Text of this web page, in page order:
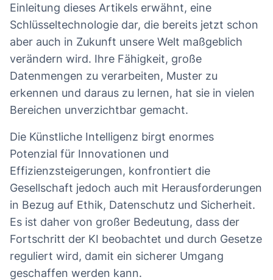
Einleitung dieses Artikels erwähnt, eine
Schlüsseltechnologie dar, die bereits jetzt schon
aber auch in Zukunft unsere Welt maßgeblich
verändern wird. Ihre Fähigkeit, große
Datenmengen zu verarbeiten, Muster zu
erkennen und daraus zu lernen, hat sie in vielen
Bereichen unverzichtbar gemacht.
Die Künstliche Intelligenz birgt enormes
Potenzial für Innovationen und
Effizienzsteigerungen, konfrontiert die
Gesellschaft jedoch auch mit Herausforderungen
in Bezug auf Ethik, Datenschutz und Sicherheit.
Es ist daher von großer Bedeutung, dass der
Fortschritt der KI beobachtet und durch Gesetze
reguliert wird, damit ein sicherer Umgang
geschaffen werden kann.